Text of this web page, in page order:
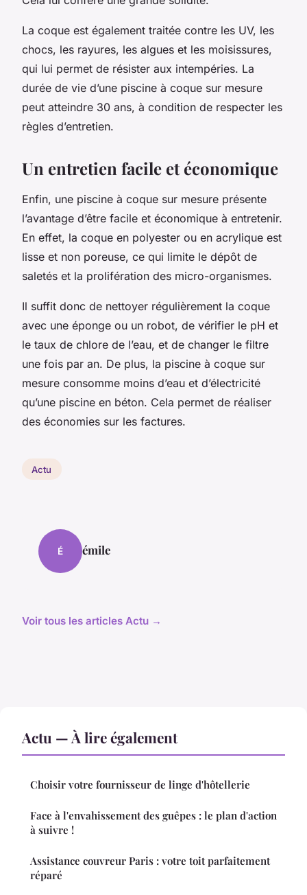
La coque est également traitée contre les UV, les
chocs, les rayures, les algues et les moisissures,
qui lui permet de résister aux intempéries. La
durée de vie d’une piscine à coque sur mesure
peut atteindre 30 ans, à condition de respecter les
règles d’entretien.
Un entretien facile et économique
Enfin, une piscine à coque sur mesure présente
l’avantage d’être facile et économique à entretenir.
En effet, la coque en polyester ou en acrylique est
lisse et non poreuse, ce qui limite le dépôt de
saletés et la prolifération des micro-organismes.
Il suffit donc de nettoyer régulièrement la coque
avec une éponge ou un robot, de vérifier le pH et
le taux de chlore de l’eau, et de changer le filtre
une fois par an. De plus, la piscine à coque sur
mesure consomme moins d’eau et d’électricité
qu’une piscine en béton. Cela permet de réaliser
des économies sur les factures.
Actu
É émile
Voir tous les articles Actu →
Actu — À lire également
Choisir votre fournisseur de linge d'hôtellerie
Face à l'envahissement des guêpes : le plan d'action
à suivre !
Assistance couvreur Paris : votre toit parfaitement
réparé